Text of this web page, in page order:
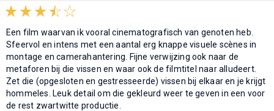
Een film waarvan ik vooral cinematografisch van genoten heb.
Sfeervol en intens met een aantal erg knappe visuele scènes in
montage en camerahantering. Fijne verwijzing ook naar de
metaforen bij die vissen en waar ook de filmtitel naar alludeert.
Zet die (opgesloten en gestresseerde) vissen bij elkaar en je krijgt
hommeles. Leuk detail om die gekleurd weer te geven in een voor
de rest zwartwitte productie.